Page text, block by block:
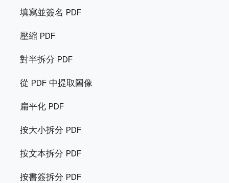
填寫並簽名 PDF
壓縮 PDF
對半拆分 PDF
從 PDF 中提取圖像
扁平化 PDF
按大小拆分 PDF
按文本拆分 PDF
按書簽拆分 PDF